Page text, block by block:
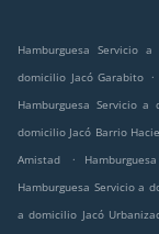
Hamburguesa Servicio
domicilio Jacó Garabito .
Hamburguesa Servicio a
domicilio Jacó Barrio
Amistad
.
Hamburguesa Servicio a
a domicilio Jacó